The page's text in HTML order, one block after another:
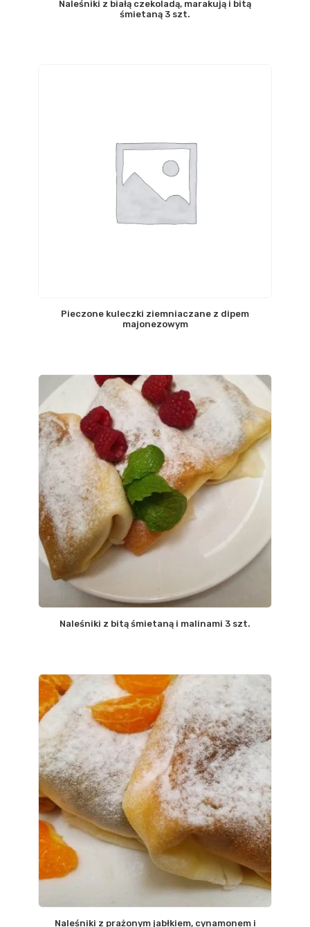
Naleśniki z białą czekoladą, marakują i bitą
śmietaną 3 szt.
Pieczone kuleczki ziemniaczane z dipem
majonezowym
Naleśniki z bitą śmietaną i malinami 3 szt.
Naleśniki z prażonym jabłkiem, cynamonem i